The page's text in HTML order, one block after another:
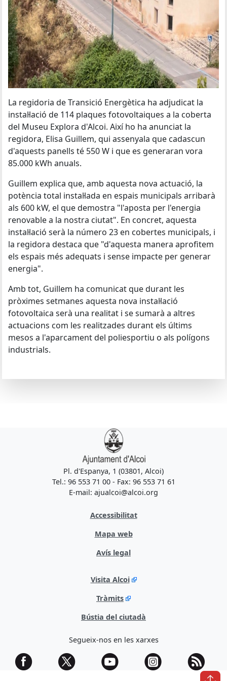
La regidoria de Transició Energètica ha adjudicat la
instal·lació de 114 plaques fotovoltaiques a la coberta
del Museu Explora d'Alcoi. Així ho ha anunciat la
regidora, Elisa Guillem, qui assenyala que cadascun
d'aquests panells té 550 W i que es generaran vora
85.000 kWh anuals.
Guillem explica que, amb aquesta nova actuació, la
potència total instal·lada en espais municipals arribarà
als 600 kW, el que demostra "l'aposta per l'energia
renovable a la nostra ciutat". En concret, aquesta
instal·lació serà la número 23 en cobertes municipals, i
la regidora destaca que "d'aquesta manera aprofitem
els espais més adequats i sense impacte per generar
energia".
Amb tot, Guillem ha comunicat que durant les
pròximes setmanes aquesta nova instal·lació
fotovoltaica serà una realitat i se sumarà a altres
actuacions com les realitzades durant els últims
mesos a l'aparcament del poliesportiu o als polígons
industrials.
Pl. d'Espanya, 1 (03801, Alcoi)
Tel.: 96 553 71 00 - Fax: 96 553 71 61
E-mail: ajualcoi@alcoi.org
Accessibilitat
Mapa web
Avís legal
Visita Alcoi
Tràmits
Bústia del ciutadà
Segueix-nos en les xarxes